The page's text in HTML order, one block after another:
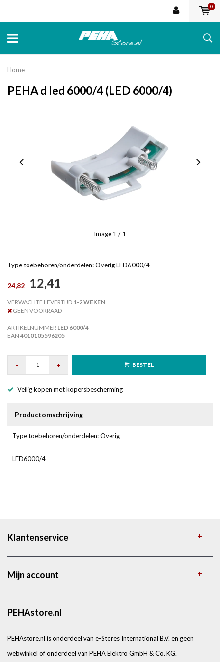
0
Home
PEHA d led 6000/4 (LED 6000/4)
Image 1 / 1
Type toebehoren/onderdelen: Overig LED6000/4
24,82 12,41
VERWACHTE LEVERTIJD 1-2 WEKEN
GEEN VOORRAAD
ARTIKELNUMMER LED 6000/4
EAN 4010105596205
- + BESTEL
Veilig kopen met kopersbescherming
Productomschrijving
Type toebehoren/onderdelen: Overig
LED6000/4
Klantenservice
Mijn account
PEHAstore.nl
PEHAstore.nl is onderdeel van e-Stores International B.V. en geen
webwinkel of onderdeel van PEHA Elektro GmbH & Co. KG.